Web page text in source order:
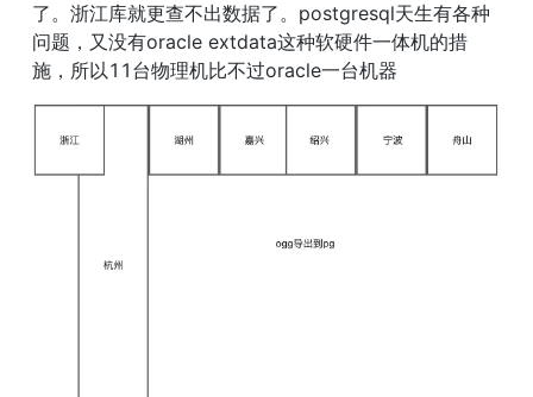
了。浙江库就更查不出数据了。postgresql天生有各种
问题，又没有oracle extdata这种软硬件一体机的措
施，所以11台物理机比不过oracle一台机器